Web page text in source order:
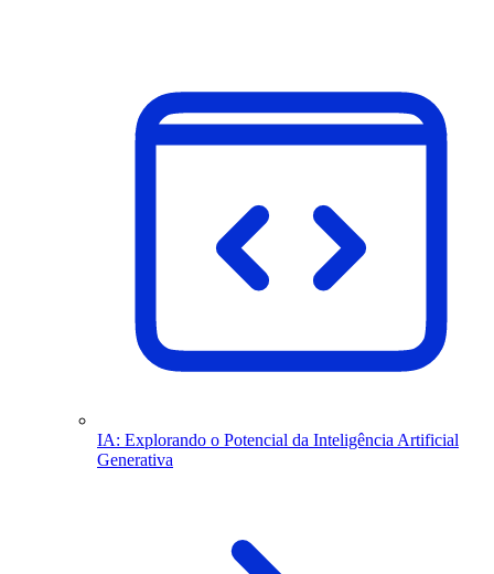
IA: Explorando o Potencial da Inteligência Artificial
Generativa